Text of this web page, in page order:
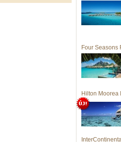
Four Seasons
Hilton Moorea